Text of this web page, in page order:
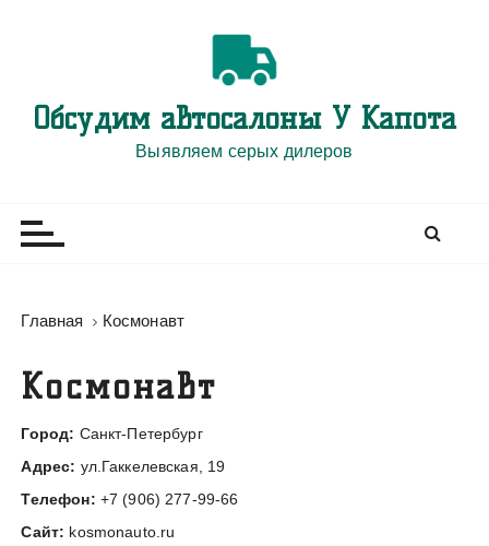
Обсудим автосалоны У Капота
Выявляем серых дилеров
Главная Космонавт
Космонавт
Город: Санкт-Петербург
Адрес: ул.Гаккелевская, 19
Телефон: +7 (906) 277-99-66
Сайт: kosmonauto.ru